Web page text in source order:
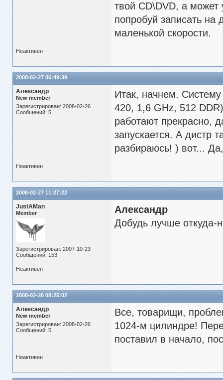
твой CD\DVD, а может
попробуй записать на
маленькой скорости.
Неактивен
2008-02-27 06:49:39
Александр
New member
Зарегистрирован: 2008-02-26
Сообщений: 5
Итак, начнем.
420, 1,6 GHz, 512
работают прекрасно,
запускается. А дистр
разбираюсь! ) вот...
Неактивен
2008-02-27 11:27:22
JustAMan
Member
Зарегистрирован: 2007-10-23
Сообщений: 153
Александр
Добудь лучше
Неактивен
2008-02-28 08:25:02
Александр
New member
Зарегистрирован: 2008-02-26
Сообщений: 5
Все, товарищи,
1024-м цилиндре!
поставил в начало,
Неактивен